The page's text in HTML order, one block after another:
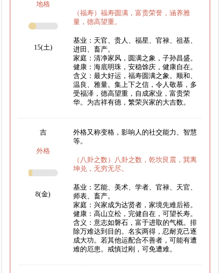
地格
15(土)
（福寿）福寿圆满，富贵荣誉，涵养雅
量，德高望重。
基业：天官、贵人、福星、官禄、祖基、
进田、畜产。
家庭：清净家风，圆满之象，子孙昌盛。
健康：海底明珠，安稳馀庆，健康自在。
含义：最大好运，福寿圆满之象。顺和、
温良、雅量。集上下之信，令人敬慕，多
受福泽，德高望重，自成家业，富贵荣
华。为吉祥有德，繁荣兴家的大吉数。
吉
外格
8(金)
外格又称变格，影响人的社交能力、智慧
等。
（八卦之数）八卦之数，乾坎艮震，巽离
坤兑，无穷无尽。
基业：艺能、美术、学者、官禄、天官、
师表、畜产。
家庭：兴家成为达贤者，家境先难后裕。
健康：高山立松，完健自在，可望长寿。
含义：意志如磐石，富于进取的气概。排
除万难达到目的。名实两得，忍耐克己逐
成大功。若其他运配合不善者，可能有遭
难的厄患。戒慎过刚，可免遭难。